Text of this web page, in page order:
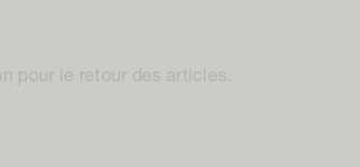
pour le retour des articles.